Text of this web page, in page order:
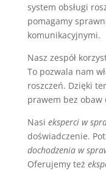
system obsługi
pomagamy
komunikacyjnymi.
Nasz zespół
To pozwala nam
roszczeń. Dzięki
prawem bez obaw
Nasi eksperci w
doświadczenie.
dochodzenia w
Oferujemy też